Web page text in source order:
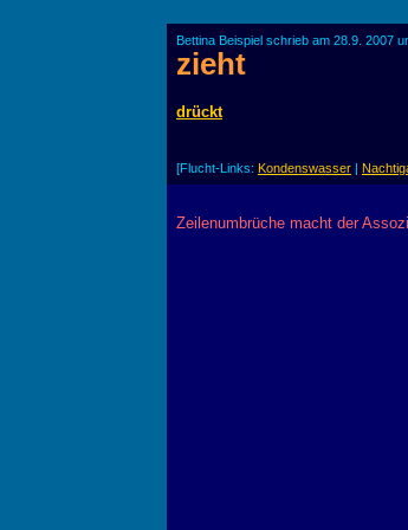
Bettina Beispiel schrieb am 28.9. 2007
zieht
drückt
[Flucht-Links: Kondenswasser |
Zeilenumbrüche macht der